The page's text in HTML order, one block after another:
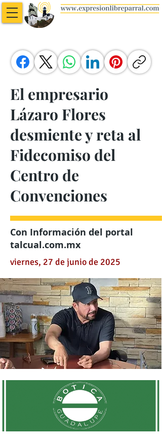
El empresario
Lázaro Flores
desmiente y reta al
Fidecomiso del
Centro de
Convenciones
Con Información del portal
talcual.com.mx
viernes, 27 de junio de 2025